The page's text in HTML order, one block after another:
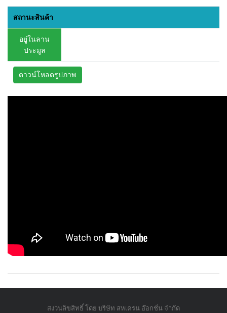
สถานะสินค้า
อยู่ในลาน
ประมูล
ดาวน์โหลดรูปภาพ
สงวนลิขสิทธิ์ โดย บริษัท สหเครน อ๊อกชั่น จำกัด